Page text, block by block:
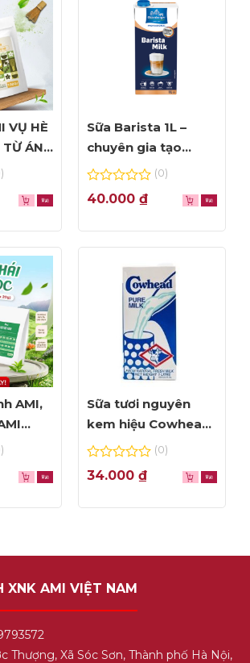
VỤ HÈ
TỪ ÁNH
Sữa Barista 1L –
chuyên gia tạo
Foam đỉnh cao
0
out
5
(0)
40.000 ₫
AMI,
lọc
Sữa tươi nguyên
kem hiệu Cowhead
– hộp 1L
0
out
5
(0)
34.000 ₫
XNK AMI VIỆT NAM
Thượng, Xã Sóc Sơn, Thành phố Hà Nội,